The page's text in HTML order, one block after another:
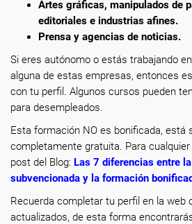
Artes gráficas, manipulados de
editoriales e industrias afines.
Prensa y agencias de noticias.
Si eres autónomo o estás trabajando
alguna de estas empresas, entonces
con tu perfil. Algunos cursos pueden
para desempleados.
Esta formación NO es bonificada, está
completamente gratuita. Para
post del Blog: Las 7 diferencias entre
subvencionada y la formación
Recuerda completar tu perfil en la web
actualizados, de esta forma